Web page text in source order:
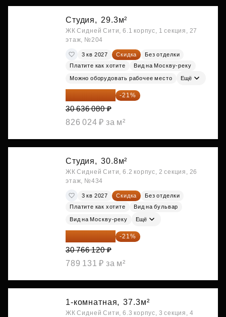
Студия, 29.3м²
ЖК Сидней Сити, 6.1 корпус, 1 секция, 27
этаж, №204
3 кв 2027 Скидка
Без отделки
Платите как хотите
Вид на Москву-реку
Можно оборудовать рабочее место Ещё
24 202 503 ₽ -21%
30 636 080 ₽
826 024 ₽ за м²
Студия, 30.8м²
ЖК Сидней Сити, 6.2 корпус, 2 секция, 26
этаж, №434
3 кв 2027 Скидка
Без отделки
Платите как хотите
Вид на бульвар
Вид на Москву-реку Ещё
24 305 235 ₽ -21%
30 766 120 ₽
789 131 ₽ за м²
1-комнатная, 37.3м²
ЖК Сидней Сити, 6.3 корпус, 3 секция, 4